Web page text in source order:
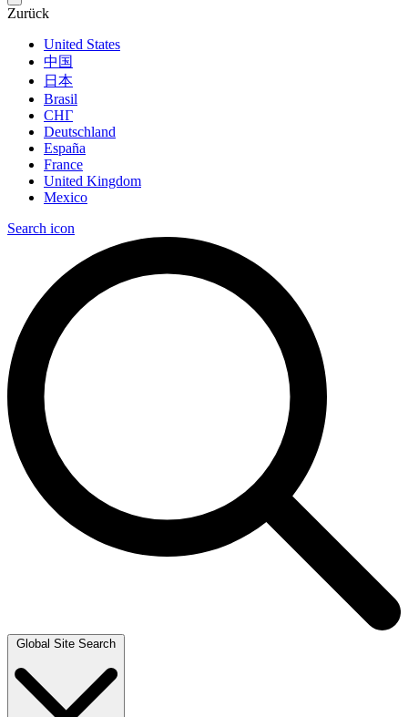
Zurück
United States
中国
日本
Brasil
СНГ
Deutschland
España
France
United Kingdom
Mexico
Search icon
Global Site Search